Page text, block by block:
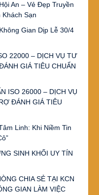
An – Vẻ Đẹp Truyền
Sạn
Gian Dịp Lễ 30/4
22000 – DỊCH VỤ TƯ
GIÁ TIÊU CHUẨN
ISO 26000 – DỊCH VỤ
ĐÁNH GIÁ TIÊU
Linh: Khi Niềm Tin
SINH KHỐI UY TÍN
CHIA SẺ TẠI KCN
GIAN LÀM VIỆC